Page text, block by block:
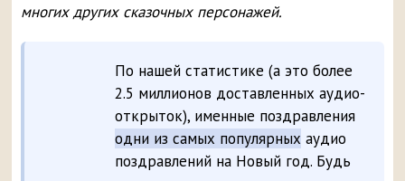
многих других сказочных персонажей.
По нашей статистике (а это более
2.5 миллионов доставленных аудио-
открыток), именные поздравления
одни из самых популярных аудио
поздравлений на Новый год. Будь